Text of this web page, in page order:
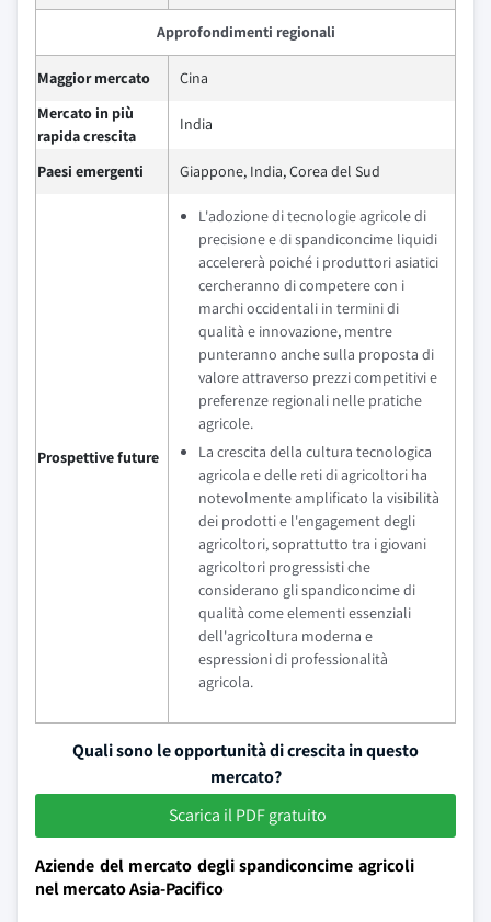
Approfondimenti regionali
Maggior mercato
Cina
Mercato in più
rapida crescita
India
Paesi emergenti Giappone, India, Corea del Sud
Prospettive future
L'adozione di tecnologie agricole di
precisione e di spandiconcime liquidi
accelererà poiché i produttori asiatici
cercheranno di competere con i
marchi occidentali in termini di
qualità e innovazione, mentre
punteranno anche sulla proposta di
valore attraverso prezzi competitivi e
preferenze regionali nelle pratiche
agricole.
La crescita della cultura tecnologica
agricola e delle reti di agricoltori ha
notevolmente amplificato la visibilità
dei prodotti e l'engagement degli
agricoltori, soprattutto tra i giovani
agricoltori progressisti che
considerano gli spandiconcime di
qualità come elementi essenziali
dell'agricoltura moderna e
espressioni di professionalità
agricola.
Quali sono le opportunità di crescita in questo
mercato?
Scarica il PDF gratuito
Aziende del mercato degli spandiconcime agricoli
nel mercato Asia-Pacifico